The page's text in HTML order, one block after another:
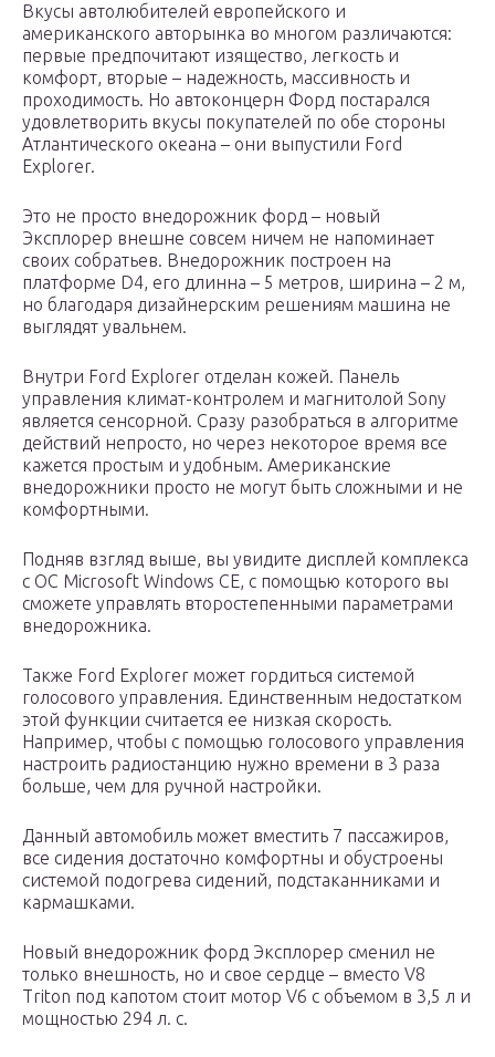
Вкусы автолюбителей европейского и
американского авторынка во многом различаются:
первые предпочитают изящество, легкость и
комфорт, вторые – надежность, массивность и
проходимость. Но автоконцерн Форд постарался
удовлетворить вкусы покупателей по обе стороны
Атлантического океана – они выпустили Ford
Explorer.
Это не просто внедорожник форд – новый
Эксплорер внешне совсем ничем не напоминает
своих собратьев. Внедорожник построен на
платформе D4, его длинна – 5 метров, ширина – 2 м,
но благодаря дизайнерским решениям машина не
выглядят увальнем.
Внутри Ford Explorer отделан кожей. Панель
управления климат-контролем и магнитолой Sony
является сенсорной. Сразу разобраться в алгоритме
действий непросто, но через некоторое время все
кажется простым и удобным. Американские
внедорожники просто не могут быть сложными и не
комфортными.
Подняв взгляд выше, вы увидите дисплей комплекса
с ОС Microsoft Windows CE, с помощью которого вы
сможете управлять второстепенными параметрами
внедорожника.
Также Ford Explorer может гордиться системой
голосового управления. Единственным недостатком
этой функции считается ее низкая скорость.
Например, чтобы с помощью голосового управления
настроить радиостанцию нужно времени в 3 раза
больше, чем для ручной настройки.
Данный автомобиль может вместить 7 пассажиров,
все сидения достаточно комфортны и обустроены
системой подогрева сидений, подстаканниками и
кармашками.
Новый внедорожник форд Эксплорер сменил не
только внешность, но и свое сердце – вместо V8
Triton под капотом стоит мотор V6 с объемом в 3,5 л и
мощностью 294 л. с.